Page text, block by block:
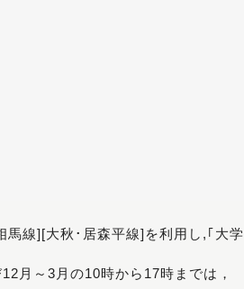
線][大秋･居森平線]を利用し,｢大学
月～3月の10時から17時までは，